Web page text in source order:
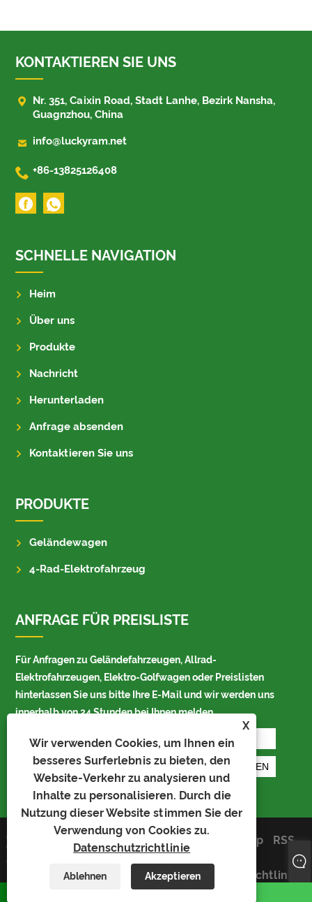
X
Wir verwenden Cookies, um Ihnen ein
besseres Surferlebnis zu bieten, den
Website-Verkehr zu analysieren und
Inhalte zu personalisieren. Durch die
Nutzung dieser Website stimmen Sie der
Verwendung von Cookies zu.
Datenschutzrichtlinie
Ablehnen Akzeptieren
KONTAKTIEREN SIE UNS

Nr. 351, Caixin Road, Stadt Lanhe, Bezirk Nansha,
Guagnzhou, China
 info@luckyram.net
 +86-13825126408
SCHNELLE NAVIGATION
Heim
Über uns
Produkte
Nachricht
Herunterladen
Anfrage absenden
Kontaktieren Sie uns
PRODUKTE
Geländewagen
4-Rad-Elektrofahrzeug
ANFRAGE FÜR PREISLISTE
Für Anfragen zu Geländefahrzeugen, Allrad-
Elektrofahrzeugen, Elektro-Golfwagen oder Preislisten
hinterlassen Sie uns bitte Ihre E-Mail und wir werden uns
innerhalb von 24 Stunden bei Ihnen melden.
Copyright © 2024 LuckyRam
Technology Co.,Ltd. Alle Rechte
vorbehalten.
Links Sitemap
RSS
Datenschutzrichtlinie